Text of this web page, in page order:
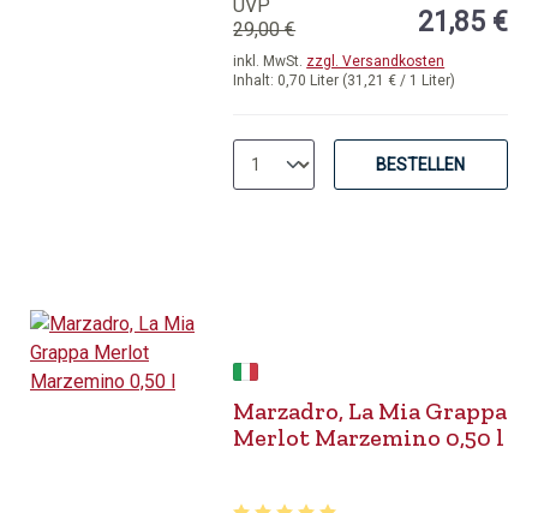
Inhalt: 0,70 Liter (31,21 € / 1 Liter)
inkl. MwSt. zzgl. Versandkosten
UVP
29,00 €
21,85 €
BESTELLEN
Marzadro, La Mia Grappa
Merlot Marzemino 0,50 l